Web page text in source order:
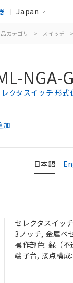
Japan
カテゴリ > スイッチ >
NGA-
クタスイッチ 形式
加
日本語
セレクタスイッ
3ノッチ, 金属ベ
操作部色: 緑（
端子台, 接点構